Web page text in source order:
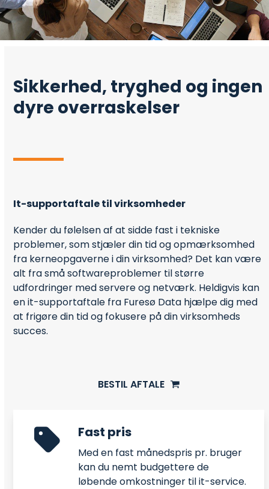
Sikkerhed, tryghed og ingen
dyre overraskelser
It-supportaftale til virksomheder
Kender du følelsen af at sidde fast i tekniske
problemer, som stjæler din tid og opmærksomhed
fra kerneopgaverne i din virksomhed? Det kan være
alt fra små softwareproblemer til større
udfordringer med servere og netværk. Heldigvis kan
en it-supportaftale fra Furesø Data hjælpe dig med
at frigøre din tid og fokusere på din virksomheds
succes.
BESTIL AFTALE
Fast pris
Med en fast månedspris pr. bruger
kan du nemt budgettere de
løbende omkostninger til it-service.